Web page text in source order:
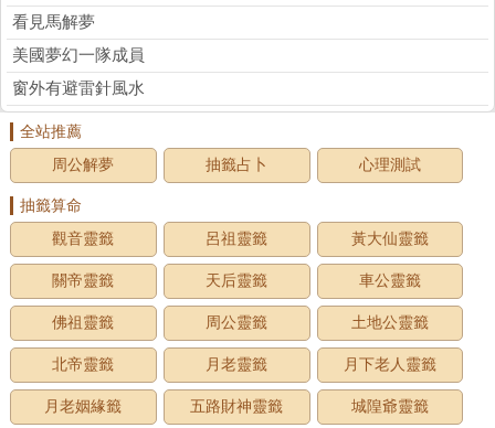
看見馬解夢
美國夢幻一隊成員
窗外有避雷針風水
全站推薦
周公解夢
抽籤占卜 心理測試
抽籤算命
觀音靈籤
呂祖靈籤 黃大仙靈籤
關帝靈籤 天后靈籤 車公靈籤
佛祖靈籤 周公靈籤 土地公靈籤
北帝靈籤 月老靈籤 月下老人靈籤
月老姻緣籤 五路財神靈籤 城隍爺靈籤